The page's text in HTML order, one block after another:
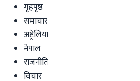
गृहपृष्ठ
समाचार
अष्ट्रेलिया
नेपाल
राजनीति
विचार